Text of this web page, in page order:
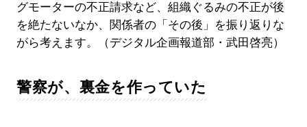
グモーターの不正請求など、組織ぐるみの不正が後
を絶たないなか、関係者の「その後」を振り返りな
がら考えます。（デジタル企画報道部・武田啓亮）
警察が、裏金を作っていた